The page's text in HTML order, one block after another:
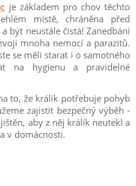
je základem pro chov těchto
místě, chráněna před
být neustále čistá! Zanedbání
mnoha nemocí a parazitů.
se měli starat i o samotného
na hygienu a pravidelné
to, že králík potřebuje pohyb
zajistit bezpečný výběh -
aby z něj králík neutekl a
v domácnosti.